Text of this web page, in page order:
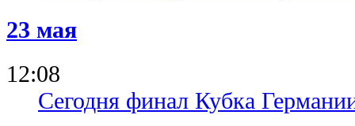
23 мая
12:08
Сегодня финал Кубка